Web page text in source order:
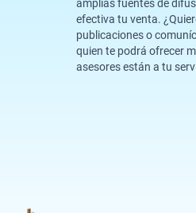
amplias fuentes de
efectiva tu venta.
publicaciones o
quien te podrá ofrecer
asesores están a tu